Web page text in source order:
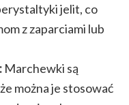
jelit, co
z zaparciami lub
Marchewki są
można je stosować